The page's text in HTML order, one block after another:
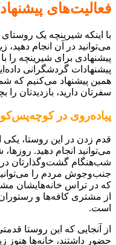
فعالیت‌های
با اینکه شیرینچه یک
می‌توانید در آن انجام
پیشنهادی برای شیرینچه
پیشنهادات گردشگرانی
همین پیشنهاد می‌کنیم که
سفرتان دارید، بازدیدتان را
پیاده‌روی در
قدم زدن در این روستا،
می‌توانید انجام دهید.
شب‌هنگام گشت‌وگذارتان در
جنب‌وجوش مردم را
که در تراس خانه‌هایشان
از مشتری کافه‌ها و
است.
از آنجایی که این روستا
حضور داشتند، خانه‌ها هنوز